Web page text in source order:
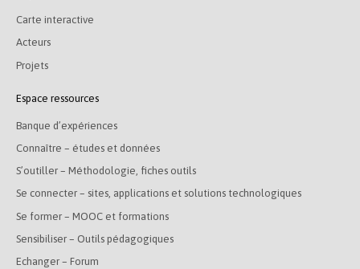
Carte interactive
Acteurs
Projets
Espace ressources
Banque d’expériences
Connaître – études et données
S’outiller – Méthodologie, fiches outils
Se connecter – sites, applications et solutions technologiques
Se former – MOOC et formations
Sensibiliser – Outils pédagogiques
Echanger – Forum